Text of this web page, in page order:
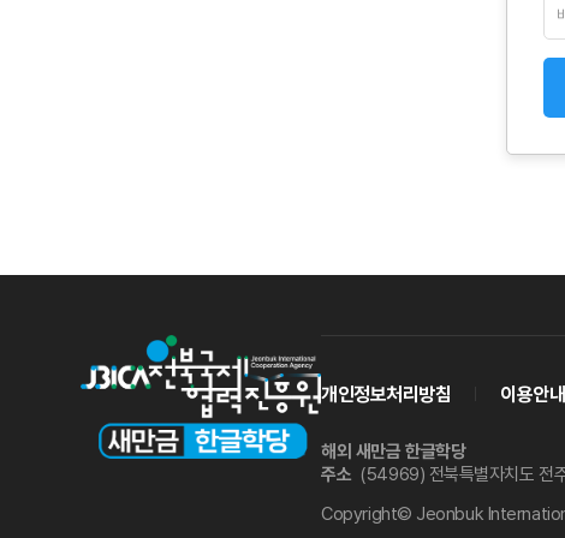
개인정보처리방침 이용안내
해외 새만금 한글학당
주소 (54969) 전북특별자치도 전
Copyright© Jeonbuk